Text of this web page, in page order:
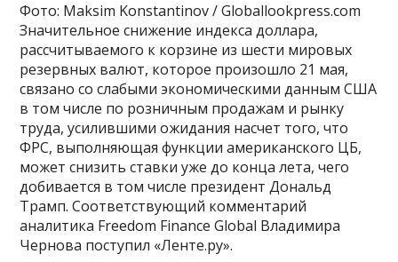
Фото: Maksim Konstantinov / Globallookpress.com
Значительное снижение индекса доллара,
рассчитываемого к корзине из шести мировых
резервных валют, которое произошло 21 мая,
связано со слабыми экономическими данным США
в том числе по розничным продажам и рынку
труда, усилившими ожидания насчет того, что
ФРС, выполняющая функции американского ЦБ,
может снизить ставки уже до конца лета, чего
добивается в том числе президент Дональд
Трамп. Соответствующий комментарий
аналитика Freedom Finance Global Владимира
Чернова поступил «Ленте.ру».